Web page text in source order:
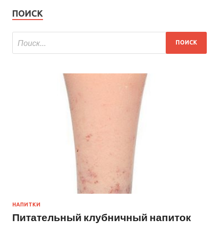
ПОИСК
НАПИТКИ
Питательный клубничный напиток